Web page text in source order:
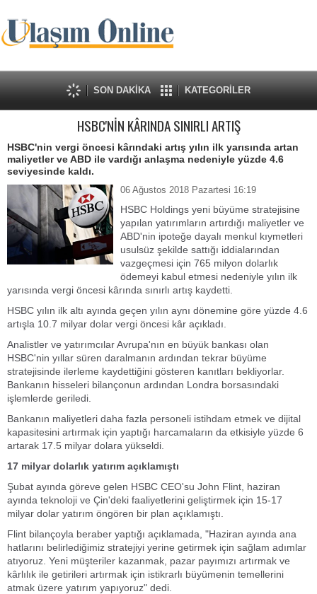
SON DAKİKA KATEGORİLER
HSBC'NİN KÂRINDA SINIRLI ARTIŞ
HSBC'nin vergi öncesi kârındaki artış yılın ilk yarısında artan
maliyetler ve ABD ile vardığı anlaşma nedeniyle yüzde 4.6
seviyesinde kaldı.
06 Ağustos 2018 Pazartesi 16:19
HSBC Holdings yeni büyüme stratejisine
yapılan yatırımların artırdığı maliyetler ve
ABD'nin ipoteğe dayalı menkul kıymetleri
usulsüz şekilde sattığı iddialarından
vazgeçmesi için 765 milyon dolarlık
ödemeyi kabul etmesi nedeniyle yılın ilk
yarısında vergi öncesi kârında sınırlı artış kaydetti.
HSBC yılın ilk altı ayında geçen yılın aynı dönemine göre yüzde 4.6
artışla 10.7 milyar dolar vergi öncesi kâr açıkladı.
Analistler ve yatırımcılar Avrupa'nın en büyük bankası olan
HSBC'nin yıllar süren daralmanın ardından tekrar büyüme
stratejisinde ilerleme kaydettiğini gösteren kanıtları bekliyorlar.
Bankanın hisseleri bilançonun ardından Londra borsasındaki
işlemlerde geriledi.
Bankanın maliyetleri daha fazla personeli istihdam etmek ve dijital
kapasitesini artırmak için yaptığı harcamaların da etkisiyle yüzde 6
artarak 17.5 milyar dolara yükseldi.
17 milyar dolarlık yatırım açıklamıştı
Şubat ayında göreve gelen HSBC CEO'su John Flint, haziran
ayında teknoloji ve Çin'deki faaliyetlerini geliştirmek için 15-17
milyar dolar yatırım öngören bir plan açıklamıştı.
Flint bilançoyla beraber yaptığı açıklamada, "Haziran ayında ana
hatlarını belirlediğimiz stratejiyi yerine getirmek için sağlam adımlar
atıyoruz. Yeni müşteriler kazanmak, pazar payımızı artırmak ve
kârlılık ile getirileri artırmak için istikrarlı büyümenin temellerini
atmak üzere yatırım yapıyoruz" dedi.